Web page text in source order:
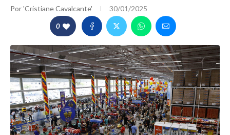
Por'Cristiane Cavalcante' 30/01/2025
0